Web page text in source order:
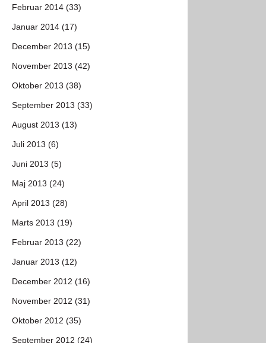
Februar 2014 (33)
Januar 2014 (17)
December 2013 (15)
November 2013 (42)
Oktober 2013 (38)
September 2013 (33)
August 2013 (13)
Juli 2013 (6)
Juni 2013 (5)
Maj 2013 (24)
April 2013 (28)
Marts 2013 (19)
Februar 2013 (22)
Januar 2013 (12)
December 2012 (16)
November 2012 (31)
Oktober 2012 (35)
September 2012 (24)